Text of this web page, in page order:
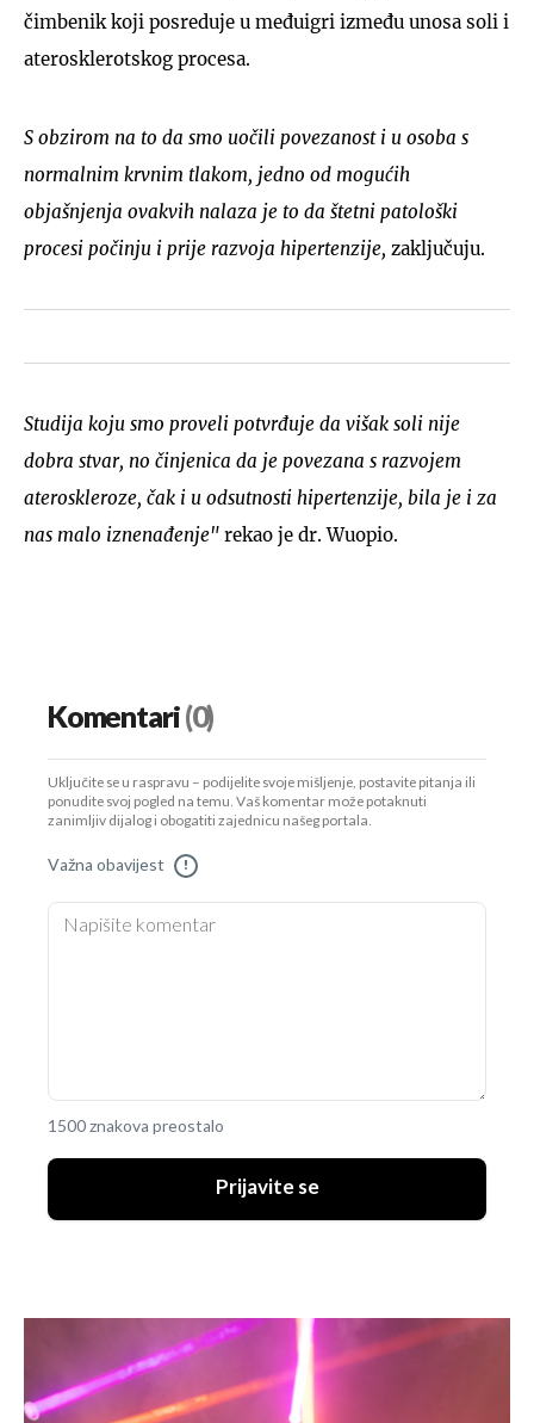
čimbenik koji posreduje u međuigri između unosa soli i
aterosklerotskog procesa.
S obzirom na to da smo uočili povezanost i u osoba s
normalnim krvnim tlakom, jedno od mogućih
objašnjenja ovakvih nalaza je to da štetni patološki
procesi počinju i prije razvoja hipertenzije, zaključuju.
Studija koju smo proveli potvrđuje da višak soli nije
dobra stvar, no činjenica da je povezana s razvojem
ateroskleroze, čak i u odsutnosti hipertenzije, bila je i za
nas malo iznenađenje" rekao je dr. Wuopio.
Komentari(0)
Uključite se u raspravu – podijelite svoje mišljenje, postavite pitanja ili
ponudite svoj pogled na temu. Vaš komentar može potaknuti
zanimljiv dijalog i obogatiti zajednicu našeg portala.
Važna obavijest !
1500 znakova preostalo
Prijavite se